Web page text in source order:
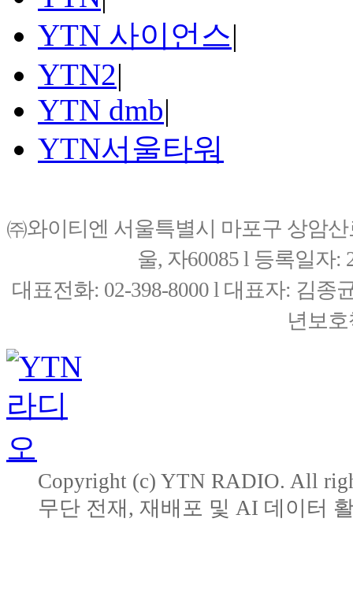
YTN 사이언스|
YTN2|
YTN dmb|
YTN서울타워
㈜와이티엔 서울특별시 마포구 상암
울, 자60085 l 등록일자:
대표전화: 02-398-8000 l 대표자: 김종
년보
Copyright (c) YTN RADIO. All
무단 전재, 재배포 및 AI 데이터